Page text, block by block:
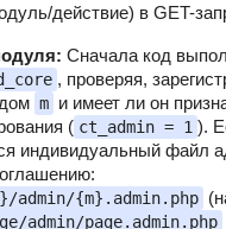
действие) в GET-
Сначала код
, проверяя,
m и имеет ли он
( ct_admin = 1 ).
индивидуальный файл
admin/{m}.admin.php
admin/page.admin.php